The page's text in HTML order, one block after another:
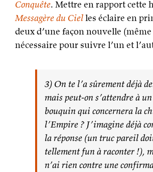
Conquête. Mettre en rapport cette
Messagère du Cielles éclaire en
deux d’une façon nouvelle (même
nécessaire pour suivre l’un et
3) On te l’a sûrement déjà
mais peut-on s’attendre à un
bouquin qui concernera la
l’Empire ? J’imagine déjà
la réponse (un truc pareil
tellement fun à raconter !),
n’ai rien contre une